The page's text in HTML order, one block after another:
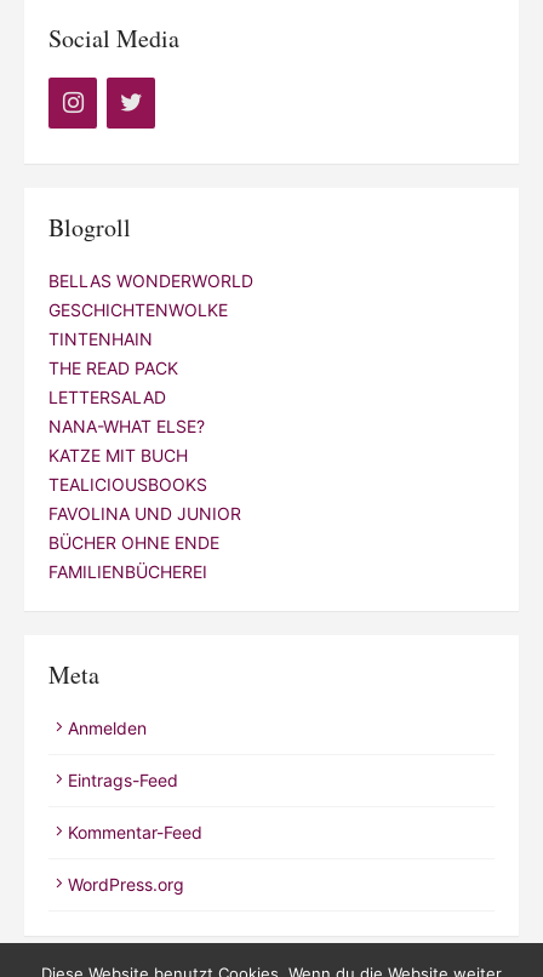
Social Media
Blogroll
BELLAS WONDERWORLD
GESCHICHTENWOLKE
TINTENHAIN
THE READ PACK
LETTERSALAD
NANA-WHAT ELSE?
KATZE MIT BUCH
TEALICIOUSBOOKS
FAVOLINA UND JUNIOR
BÜCHER OHNE ENDE
FAMILIENBÜCHEREI
Meta
Anmelden
Eintrags-Feed
Kommentar-Feed
WordPress.org